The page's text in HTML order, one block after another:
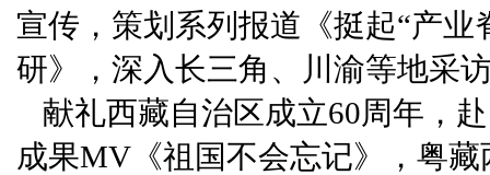
宣传，策划系列报道《挺起“产
研》，深入长三角、川渝等地采
献礼西藏自治区成立60周年，
成果MV《祖国不会忘记》，粤